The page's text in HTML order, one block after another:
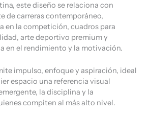
este diseño se relaciona con
de carreras contemporáneo,
en la competición, cuadros para
arte deportivo premium y
en el rendimiento y la motivación.
impulso, enfoque y aspiración, ideal
espacio una referencia visual
la disciplina y la
compiten al más alto nivel.